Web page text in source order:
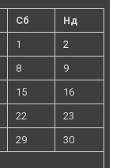
Сб
Нд
1
2
8
9
15
16
22
23
29
30